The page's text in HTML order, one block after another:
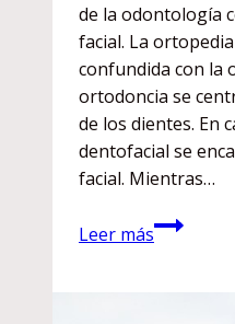
de la odontología
facial. La
confundida con la
ortodoncia se
de los dientes. En
dentofacial se
facial. Mientras…
Leer másClaves
de